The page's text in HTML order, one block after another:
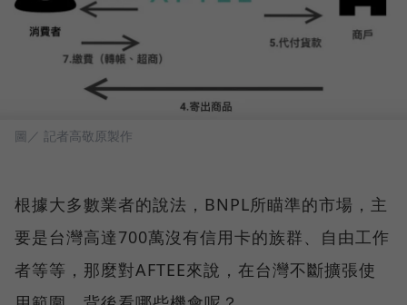
圖／ 記者高敬原製作
根據大多數業者的說法，BNPL所瞄準的市場，主
要是台灣高達700萬沒有信用卡的族群、自由工作
者等等，那麼對AFTEE來說，在台灣不斷擴張使